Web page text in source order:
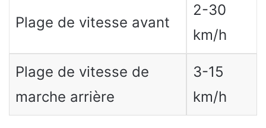
Plage de vitesse avant
2-30
km/h
Plage de vitesse de
marche arrière
3-15
km/h